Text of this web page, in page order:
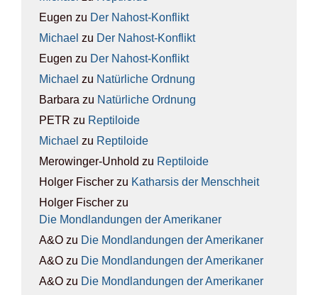
Eugen zu Der Nah­ost-Kon­flikt
Michael zu Der Nah­ost-Kon­flikt
Eugen zu Der Nah­ost-Kon­flikt
Michael zu Natür­li­che Ord­nung
Barbara zu Natür­li­che Ord­nung
PETR zu Rep­ti­lo­ide
Michael zu Rep­ti­lo­ide
Merowinger-Unhold zu Rep­ti­lo­ide
Holger Fischer zu Kathar­sis der Mensch­heit
Holger Fischer zu
Die Mond­lan­dun­gen der Ame­ri­ka­ner
A&O zu Die Mond­lan­dun­gen der Ame­ri­ka­ner
A&O zu Die Mond­lan­dun­gen der Ame­ri­ka­ner
A&O zu Die Mond­lan­dun­gen der Ame­ri­ka­ner